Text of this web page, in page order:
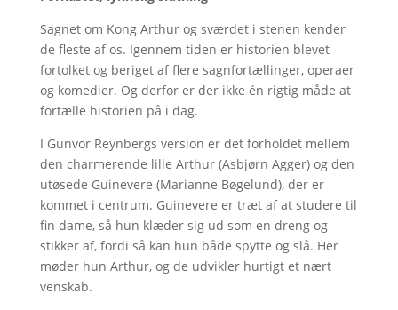
Sagnet om Kong Arthur og sværdet i stenen kender
de fleste af os. Igennem tiden er historien blevet
fortolket og beriget af flere sagnfortællinger, operaer
og komedier. Og derfor er der ikke én rigtig måde at
fortælle historien på i dag.
I Gunvor Reynbergs version er det forholdet mellem
den charmerende lille Arthur (Asbjørn Agger) og den
utøsede Guinevere (Marianne Bøgelund), der er
kommet i centrum. Guinevere er træt af at studere til
fin dame, så hun klæder sig ud som en dreng og
stikker af, fordi så kan hun både spytte og slå. Her
møder hun Arthur, og de udvikler hurtigt et nært
venskab.